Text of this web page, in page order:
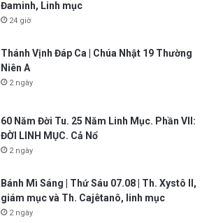
Đaminh, Linh mục
24 giờ
Thánh Vịnh Đáp Ca | Chúa Nhật 19 Thường
Niên A
2 ngày
60 Năm Đời Tu. 25 Năm Linh Mục. Phần VII:
ĐỜI LINH MỤC. Cả Nổ
2 ngày
Bánh Mì Sáng | Thứ Sáu 07.08 | Th. Xystô II,
giám mục và Th. Cajêtanô, linh mục
2 ngày